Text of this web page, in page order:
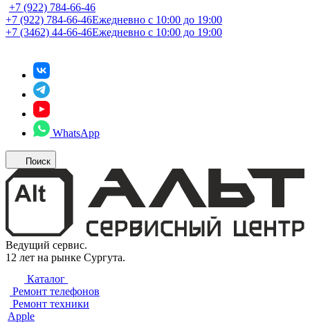
+7 (922) 784-66-46
+7 (922) 784-66-46Ежедневно с 10:00 до 19:00
+7 (3462) 44-66-46Ежедневно с 10:00 до 19:00
WhatsApp
Поиск
Ведущий сервис.
12 лет на рынке Сургута.
Каталог
Ремонт телефонов
Ремонт техники
Apple